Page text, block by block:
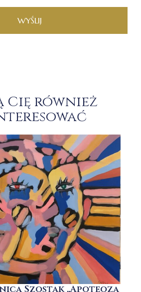
WYŚLIJ
Cię również
Szostak „Apoteoza